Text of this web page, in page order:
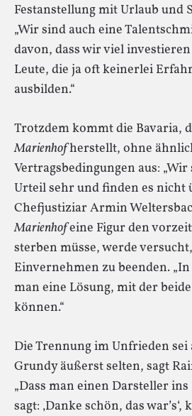
Festanstellung mit Urlaub und
„Wir sind auch eine
davon, dass wir viel
Leute, die ja oft keinerlei
ausbilden.“
Trotzdem kommt die Bavaria,
Marienhofherstellt, ohne
Vertragsbedingungen aus: „Wir
Urteil sehr und finden es nicht
Chefjustiziar Armin
Marienhofeine Figur den
sterben müsse, werde
Einvernehmen zu beenden.
man eine Lösung, mit der
können.“
Die Trennung im Unfrieden sei
Grundy äußerst selten, sagt
„Dass man einen Darsteller
sagt: ‚Danke schön, das